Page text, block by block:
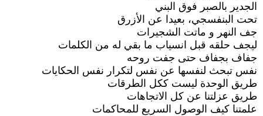
الجدير بالصبر فوق البني
تحت البنفسجي، بعيدا عن الأزرق
جف النهر و ماتت الشجيرات
ليجف حلقه قبل انسياب ما بقي له من الكلمات
جفاف بجفاف حتى جفت روحه
نفس تبحث لنفسها عن نفس لتكرار نفس الحكايات
طريق الوحدة ليست ككل الطرقات
طريق عزلتنا عن كل الاتجاهات
علمتنا كيف الوصول السريع للمحاكمات